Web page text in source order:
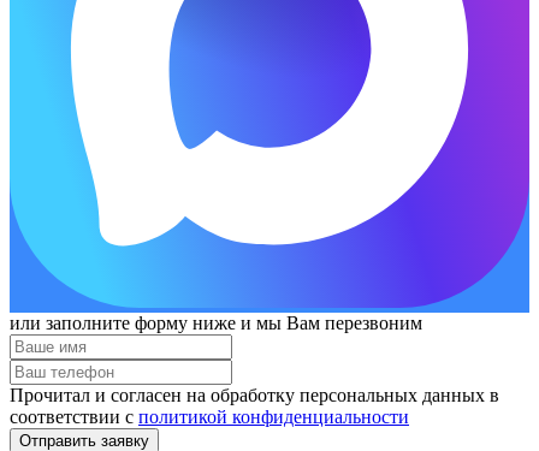
или заполните форму ниже и мы Вам перезвоним
Прочитал и согласен на обработку персональных данных в
соответствии с политикой конфиденциальности
Отправить заявку